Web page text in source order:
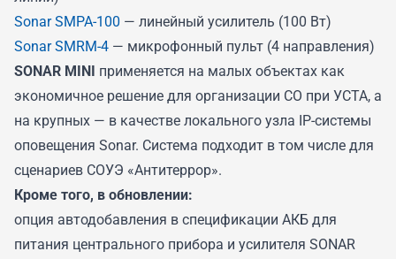
Sonar SMPA-100 — линейный усилитель (100 Вт)
Sonar SMRM-4 — микрофонный пульт (4 направления)
SONAR MINI применяется на малых объектах как
экономичное решение для организации СО при УСТА, а
на крупных — в качестве локального узла IP-системы
оповещения Sonar. Система подходит в том числе для
сценариев СОУЭ «Антитеррор».
Кроме того, в обновлении:
опция автодобавления в спецификации АКБ для
питания центрального прибора и усилителя SONAR